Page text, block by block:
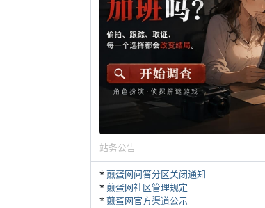
站务公告
*煎蛋网问答分区关闭通知
*煎蛋网社区管理规定
*煎蛋网官方渠道公示